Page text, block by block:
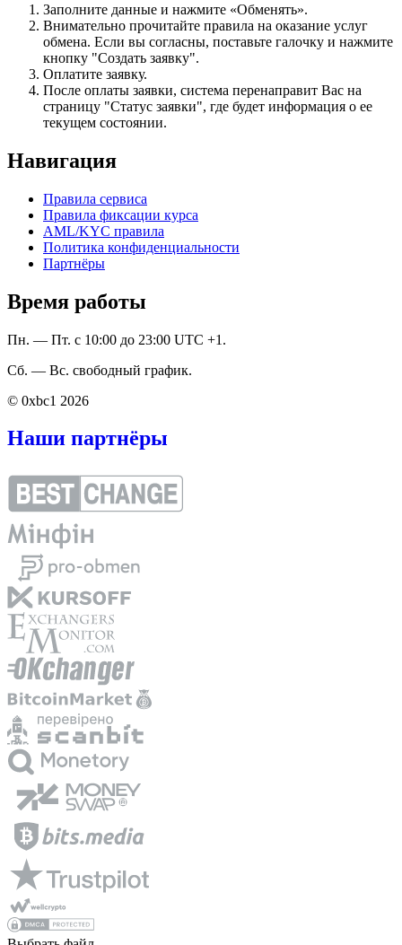
Заполните данные и нажмите «Обменять».
Внимательно прочитайте правила на оказание услуг
обмена. Если вы согласны, поставьте галочку и нажмите
кнопку "Создать заявку".
Оплатите заявку.
После оплаты заявки, система перенаправит Вас на
страницу "Статус заявки", где будет информация о ее
текущем состоянии.
Навигация
Правила сервиса
Правила фиксации курса
AML/KYC правила
Политика конфиденциальности
Партнёры
Время работы
Пн. — Пт. с 10:00 до 23:00 UTC +1.
Сб. — Вс. свободный график.
© 0xbc1 2026
Наши партнёры